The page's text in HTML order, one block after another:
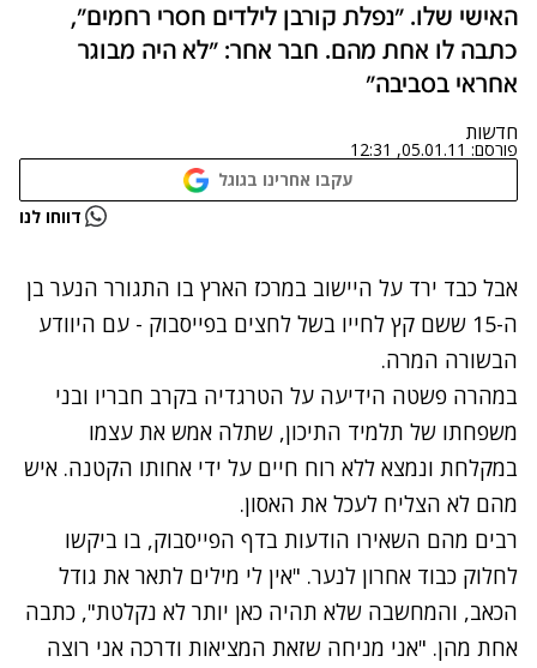
האישי שלו. "נפלת קורבן לילדים חסרי רחמים",
כתבה לו אחת מהם. חבר אחר: "לא היה מבוגר
אחראי בסביבה"
חדשות
פורסם: 05.01.11, 12:31
עקבו אחרינו בגוגל
נתקלנו בבעיה דווחו לנו
אבל כבד ירד על היישוב במרכז הארץ בו התגורר הנער בן
ה-15 ש
שם קץ לחייו בשל לחצים בפייסבוק - עם היוודע
הבשורה המרה.
במהרה פשטה הידיעה על הטרגדיה בקרב חבריו ובני
משפחתו של תלמיד התיכון, שתלה אמש את עצמו
במקלחת ונמצא ללא רוח חיים על ידי אחותו הקטנה. איש
מהם לא הצליח לעכל את האסון.
רבים מהם השאירו הודעות בדף הפייסבוק, בו ביקשו
לחלוק כבוד אחרון לנער. "אין לי מילים לתאר את גודל
הכאב, והמחשבה שלא תהיה כאן יותר לא נקלטת", כתבה
אחת מהן. "אני מניחה שזאת המציאות ודרכה אני רוצה